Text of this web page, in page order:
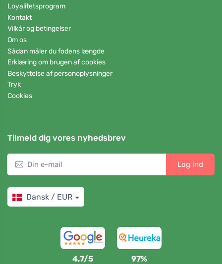
Loyalitetsprogram
Kontakt
Vilkår og betingelser
Om os
Sådan måler du fodens længde
Erklæring om brugen af cookies
Beskyttelse af personoplysninger
Tryk
Cookies
Tilmeld dig vores nyhedsbrev
Log ind
Dansk / EUR
4,7/5 97%